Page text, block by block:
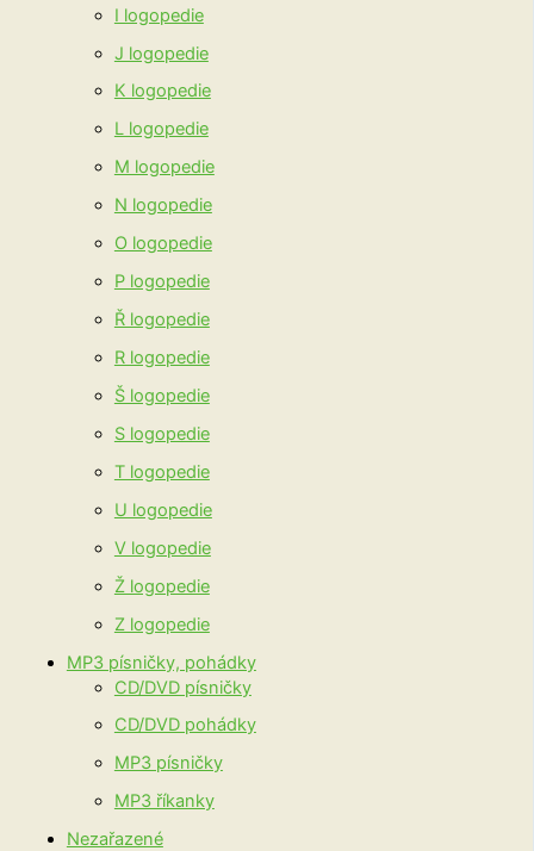
I logopedie
J logopedie
K logopedie
L logopedie
M logopedie
N logopedie
O logopedie
P logopedie
Ř logopedie
R logopedie
Š logopedie
S logopedie
T logopedie
U logopedie
V logopedie
Ž logopedie
Z logopedie
MP3 písničky, pohádky
CD/DVD písničky
CD/DVD pohádky
MP3 písničky
MP3 říkanky
Nezařazené